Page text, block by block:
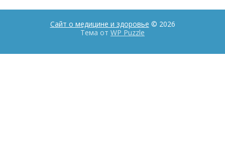
Сайт о медицине и здоровье © 2026
Тема от WP Puzzle